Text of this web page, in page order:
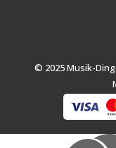
© 2025 Musik-